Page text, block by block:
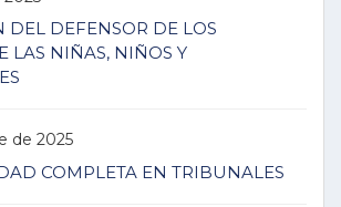
DEL DEFENSOR DE LOS
LAS NIÑAS, NIÑOS Y
de 2025
COMPLETA EN TRIBUNALES